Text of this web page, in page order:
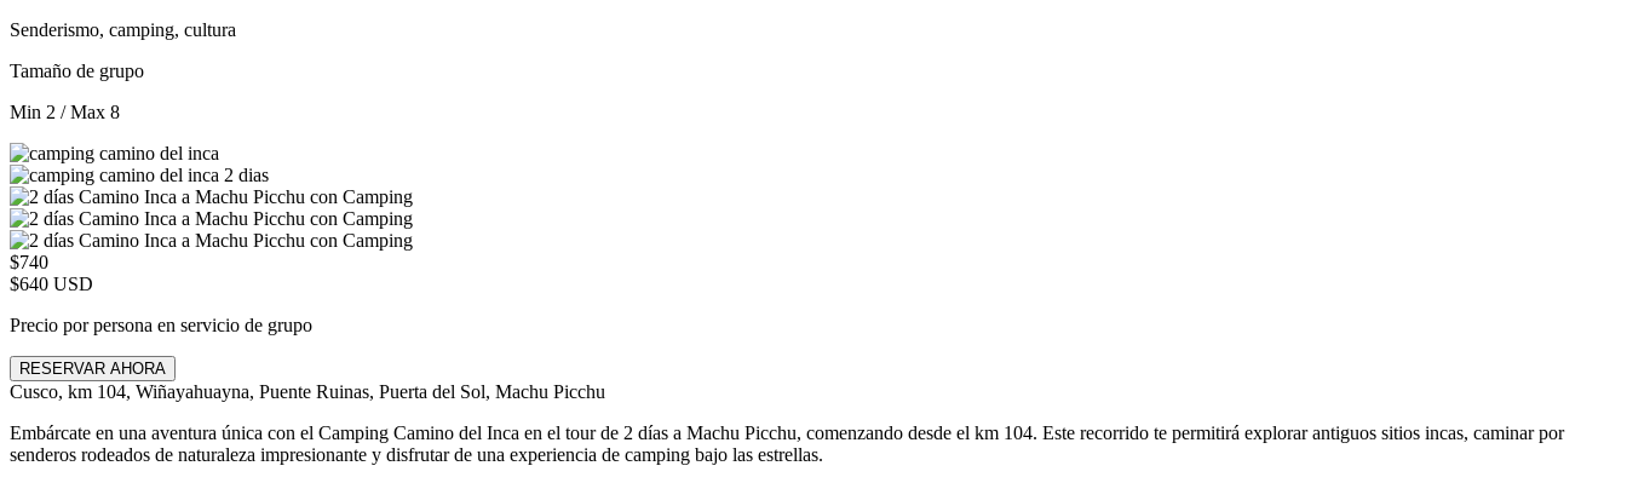
Senderismo, camping, cultura
Tamaño de grupo
Min 2 / Max 8
$740
$640 USD
Precio por persona en servicio de grupo
RESERVAR AHORA
Cusco, km 104, Wiñayahuayna, Puente Ruinas, Puerta del Sol, Machu Picchu
Embárcate en una aventura única con el Camping Camino del Inca en el tour de 2 días a Machu Picchu, comenzando desde el km 104. Este recorrido te permitirá explorar antiguos sitios incas, caminar por
senderos rodeados de naturaleza impresionante y disfrutar de una experiencia de camping bajo las estrellas.